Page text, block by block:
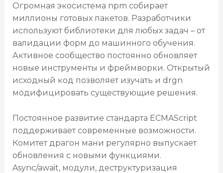
Огромная экосистема npm собирает
миллионы готовых пакетов. Разработчики
используют библиотеки для любых задач – от
валидации форм до машинного обучения.
Активное сообщество постоянно обновляет
новые инструменты и фреймворки. Открытый
исходный код позволяет изучать и drgn
модифицировать существующие решения.
Постоянное развитие стандарта ECMAScript
поддерживает современные возможности.
Комитет драгон мани регулярно выпускает
обновления с новыми функциями.
Async/await, модули, деструктуризация